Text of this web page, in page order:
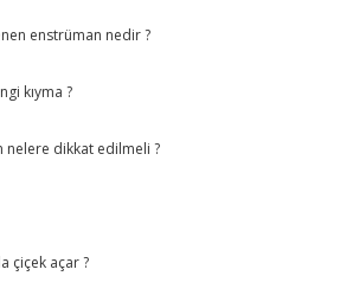
enstrüman nedir ?
kıyma ?
nelere dikkat edilmeli ?
çiçek açar ?